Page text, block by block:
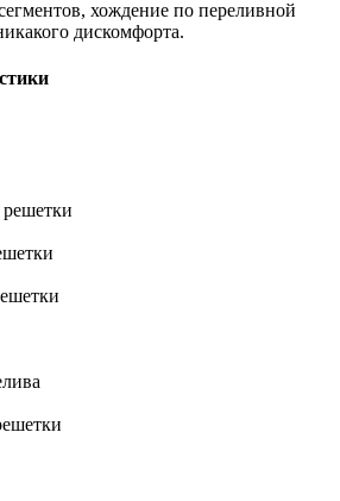
хождение по переливной
дискомфорта.